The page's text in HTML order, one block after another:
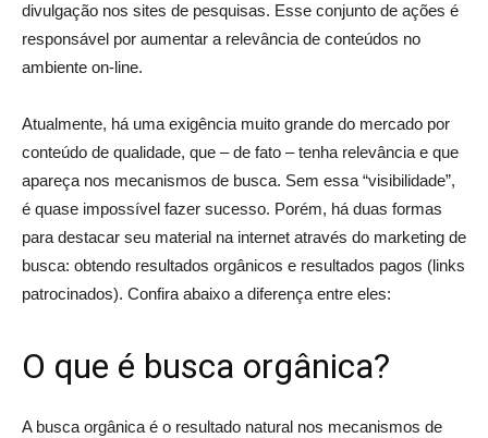
divulgação nos sites de pesquisas. Esse conjunto de ações é
responsável por aumentar a relevância de conteúdos no
ambiente on-line.
Atualmente, há uma exigência muito grande do mercado por
conteúdo de qualidade, que – de fato – tenha relevância e que
apareça nos mecanismos de busca. Sem essa “visibilidade”,
é quase impossível fazer sucesso. Porém, há duas formas
para destacar seu material na internet através do marketing de
busca: obtendo resultados orgânicos e resultados pagos (links
patrocinados). Confira abaixo a diferença entre eles:
O que é busca orgânica?
A busca orgânica é o resultado natural nos mecanismos de